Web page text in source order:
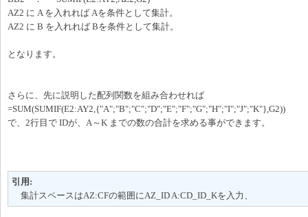
AZ2 に A を入れれば Aを条件として集計。
AZ2 に B を入れれば Bを条件として集計。
となります。
さらに、先に説明した配列関数を組み合わせれば
=SUM(SUMIF(E2:AY2,{"A";"B";"C";"D";"E";"F";"G";"H";"I";"J";"K"},G2))
で、2行目で IDが、A～K までの数の合計を求める事ができます。
引用:
集計スペースはAZ:CFの範囲にAZ_ID A:CD_ID_Kを入力、